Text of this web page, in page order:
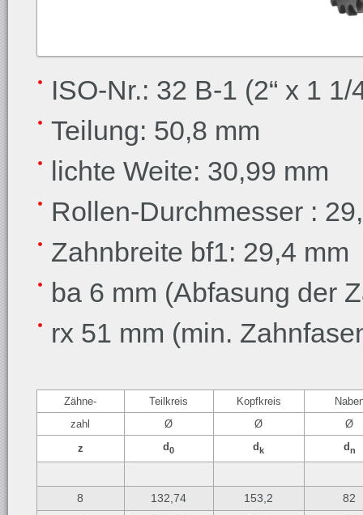
ISO-Nr.: 32 B-1 (2“ x 1 1/
Teilung: 50,8 mm
lichte Weite: 30,99 mm
Rollen-Durchmesser :
Zahnbreite bf1: 29,4 mm
ba 6 mm (Abfasung der
rx 51 mm (min.
Zähne- Teilkreis Kopfkreis
zahl
Ø Ø
Ø
z
d0 dk dn
8 132,74 153,2
82